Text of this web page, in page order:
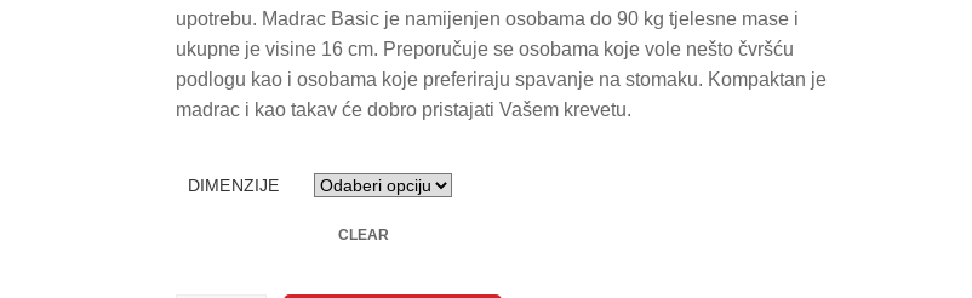
upotrebu. Madrac Basic je namijenjen osobama do 90 kg tjelesne mase i
ukupne je visine 16 cm. Preporučuje se osobama koje vole nešto čvršću
podlogu kao i osobama koje preferiraju spavanje na stomaku. Kompaktan je
madrac i kao takav će dobro pristajati Vašem krevetu.
DIMENZIJE
CLEAR